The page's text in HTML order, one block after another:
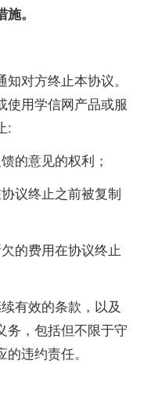
。
对方终止本协议。
使用学信网产品或服
:
的意见的权利；
议终止之前被复制
的费用在协议终止
有效的条款，以及
务，包括但不限于守
违约责任。